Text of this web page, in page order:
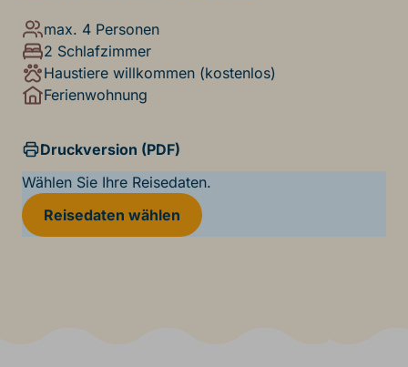
max. 4 Personen
2 Schlafzimmer
Haustiere willkommen (kostenlos)
Ferienwohnung
Druckversion (PDF)
Wählen Sie Ihre Reisedaten.
Reisedaten wählen